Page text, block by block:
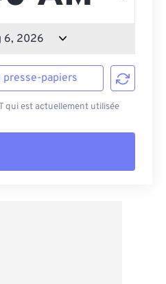
presse-papiers
qui est actuellement utilisée